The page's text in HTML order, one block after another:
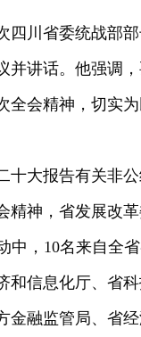
四川省委统战部
并讲话。他强调
全会精神，切实
十大报告有关非
精神，省发展改
中，10名来自全
和信息化厅、省
金融监管局、省